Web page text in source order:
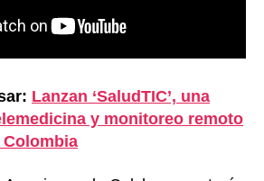
Lanzan ‘SaludTIC’, una
y monitoreo remoto